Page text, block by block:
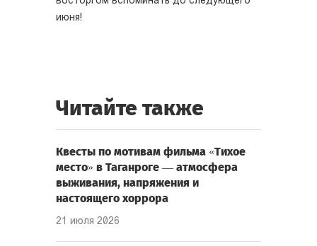
июня!
Читайте также
Квесты по мотивам фильма «Тихое
место» в Таганроге — атмосфера
выживания, напряжения и
настоящего хоррора
21 июля 2026